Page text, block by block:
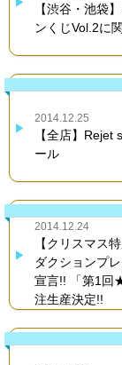
【渋谷・池袋
ンくじVol.2に
2014.12.25
【全店】Rejet
ール
2014.12.24
【クリスマス
ダクションプ
宣言!! 「第1回
注生産決定!!